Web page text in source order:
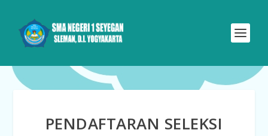
PENDAFTARAN SELEKSI